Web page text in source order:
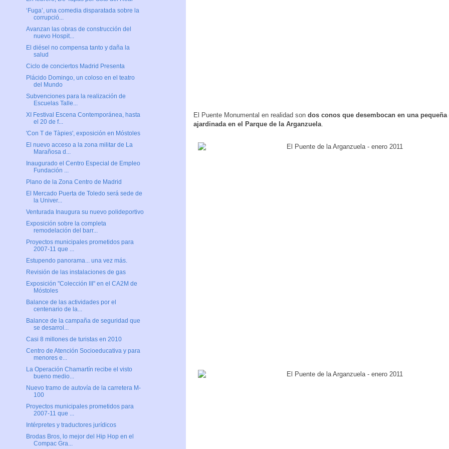
El Puente Monumental en realidad son dos conos que desembocan en una
ajardinada en el Parque de la Arganzuela
‘Fuga’, una comedia disparatada sobre la
corrupció...
Avanzan las obras de construcción del
nuevo Hospit...
El diésel no compensa tanto y daña la
salud
Ciclo de conciertos Madrid Presenta
Plácido Domingo, un coloso en el teatro
del Mundo
Subvenciones para la realización de
Escuelas Talle...
XI Festival Escena Contemporánea, hasta
el 20 de f...
'Con T de Tàpies', exposición en Móstoles
El nuevo acceso a la zona militar de La
Marañosa d...
Inaugurado el Centro Especial de Empleo
Fundación ...
Plano de la Zona Centro de Madrid
El Mercado Puerta de Toledo será sede de
la Univer...
Venturada Inaugura su nuevo polideportivo
Exposición sobre la completa
remodelación del barr...
Proyectos municipales prometidos para
2007-11 que ...
Estupendo panorama... una vez más.
Revisión de las instalaciones de gas
Exposición "Colección III" en el CA2M de
Móstoles
Balance de las actividades por el
centenario de la...
Balance de la campaña de seguridad que
se desarrol...
Casi 8 millones de turistas en 2010
Centro de Atención Socioeducativa y para
menores e...
La Operación Chamartín recibe el visto
bueno medio...
Nuevo tramo de autovía de la carretera M-
100
Proyectos municipales prometidos para
2007-11 que ...
Intérpretes y traductores jurídicos
Brodas Bros, lo mejor del Hip Hop en el
Compac Gra...